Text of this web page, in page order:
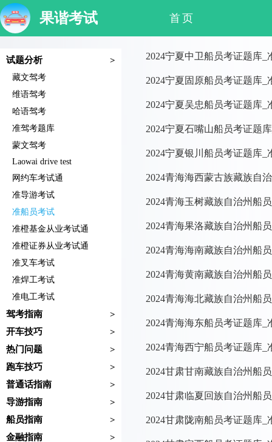
果谐考试 首页
试题分析 >
藏文驾考
维语驾考
哈语驾考
准驾考题库
蒙文驾考
Laowai drive test
网约车考试通
准导游考试
准船员考试
准橙基金从业考试通
准橙证券从业考试通
准叉车考试
准焊工考试
准电工考试
驾考指南
>
开车技巧
>
热门问题
>
跑车技巧
>
普通话指南
>
导游指南
>
船员指南
>
金融指南
>
2024宁夏中卫船员考证题库_
2024宁夏固原船员考证题库_
2024宁夏吴忠船员考证题库_
2024宁夏石嘴山船员考证题
2024宁夏银川船员考证题库_
2024青海海西蒙古族藏族自
2024青海玉树藏族自治州船
2024青海果洛藏族自治州船
2024青海海南藏族自治州船
2024青海黄南藏族自治州船
2024青海海北藏族自治州船
2024青海海东船员考证题库_
2024青海西宁船员考证题库_
2024甘肃甘南藏族自治州船
2024甘肃临夏回族自治州船
2024甘肃陇南船员考证题库_